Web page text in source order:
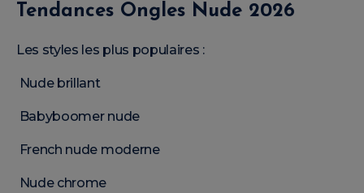
Tendances Ongles Nude 2026
Les styles les plus populaires :
Nude brillant
Babyboomer nude
French nude moderne
Nude chrome